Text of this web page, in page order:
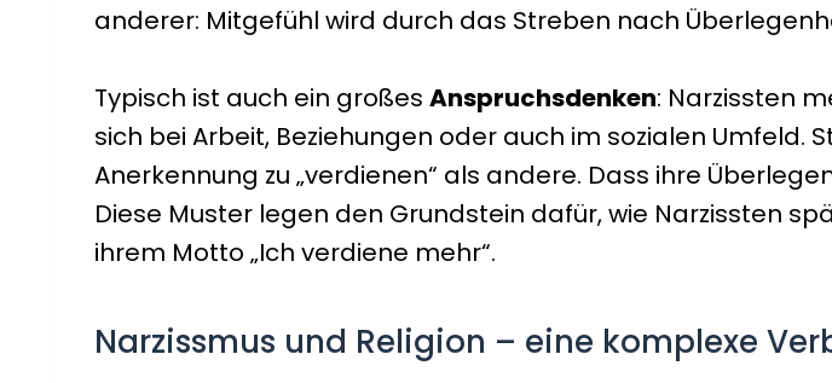
anderer: Mitgefühl wird durch das Streben nach
Typisch ist auch ein großes Anspruchsdenken: Narzissten
sich bei Arbeit, Beziehungen oder auch im sozialen Umfeld.
Anerkennung zu „verdienen“ als andere. Dass ihre
Diese Muster legen den Grundstein dafür, wie Narzissten
ihrem Motto „Ich verdiene mehr“.
Narzissmus und Religion – eine komplexe